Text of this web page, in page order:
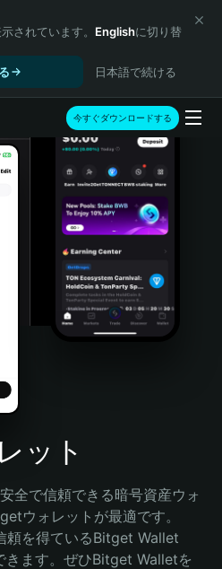
されています。 Englishに切り替
日本語で続ける
今すぐダウンロードする
ット
全で信頼できる暗号資産ウォ
ウォレットが最適です。
頼を得ているBitget Wallet
きます。ぜひBitget Walletを